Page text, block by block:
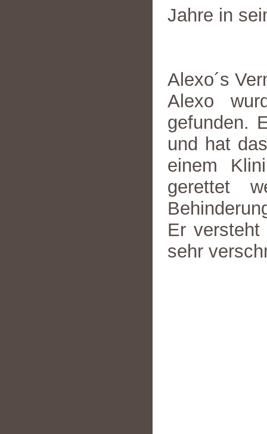
Jahre in
Alexo´s
Alexo
gefunden.
und hat
einem
gerettet
Er
sehr